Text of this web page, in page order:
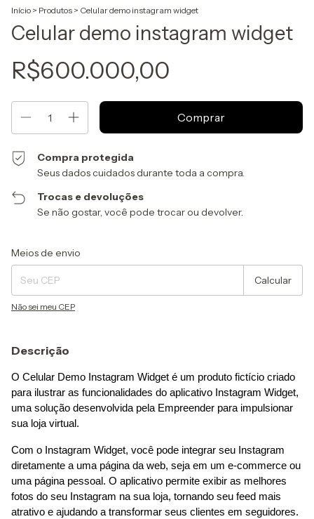
Início > Produtos > Celular demo instagram widget
Celular demo instagram widget
R$600.000,00
Compra protegida
Seus dados cuidados durante toda a compra.
Trocas e devoluções
Se não gostar, você pode trocar ou devolver.
Entregas para o CEP:
Meios de envio
Calcular
Não sei meu CEP
Descrição
O Celular Demo Instagram Widget é um produto fictício criado
para ilustrar as funcionalidades do aplicativo Instagram Widget,
uma solução desenvolvida pela Empreender para impulsionar
sua loja virtual.
Com o Instagram Widget, você pode integrar seu Instagram
diretamente a uma página da web, seja em um e-commerce ou
uma página pessoal. O aplicativo permite exibir as melhores
fotos do seu Instagram na sua loja, tornando seu feed mais
atrativo e ajudando a transformar seus clientes em seguidores.